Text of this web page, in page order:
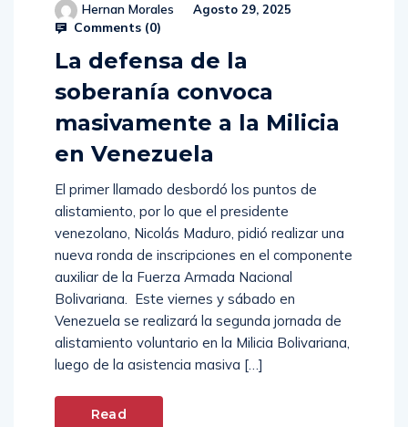
Hernan Morales Agosto 29, 2025
Comments (0)
La defensa de la
soberanía convoca
masivamente a la Milicia
en Venezuela
El primer llamado desbordó los puntos de
alistamiento, por lo que el presidente
venezolano, Nicolás Maduro, pidió realizar una
nueva ronda de inscripciones en el componente
auxiliar de la Fuerza Armada Nacional
Bolivariana. Este viernes y sábado en
Venezuela se realizará la segunda jornada de
alistamiento voluntario en la Milicia Bolivariana,
luego de la asistencia masiva […]
Read